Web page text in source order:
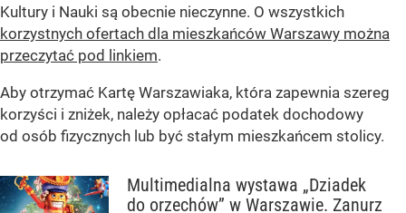
Kultury i Nauki są obecnie nieczynne. O wszystkich
korzystnych ofertach dla mieszkańców Warszawy można
przeczytać pod linkiem.
Aby otrzymać Kartę Warszawiaka, która zapewnia szereg
korzyści i zniżek, należy opłacać podatek dochodowy
od osób fizycznych lub być stałym mieszkańcem stolicy.
Multimedialna wystawa „Dziadek
do orzechów” w Warszawie. Zanurz